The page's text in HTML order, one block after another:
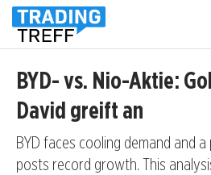
BYD- vs. Nio-Aktie:
David greift an
BYD faces cooling demand and
posts record growth. This